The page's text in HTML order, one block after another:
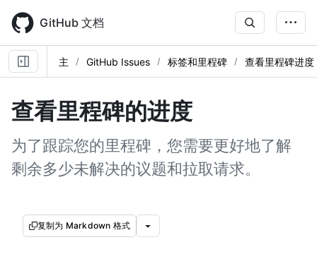
main
content
GitHub 文档
主 GitHub Issues 标签和里程碑 查看里程碑进度
查看里程碑的进度
为了跟踪您的里程碑，您需要更好地了解
剩余多少未解决的议题和拉取请求。
复制为 Markdown 格式